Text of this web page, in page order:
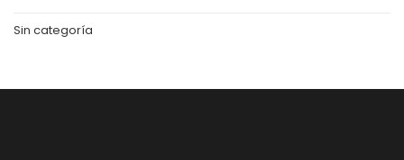
Sin categoría